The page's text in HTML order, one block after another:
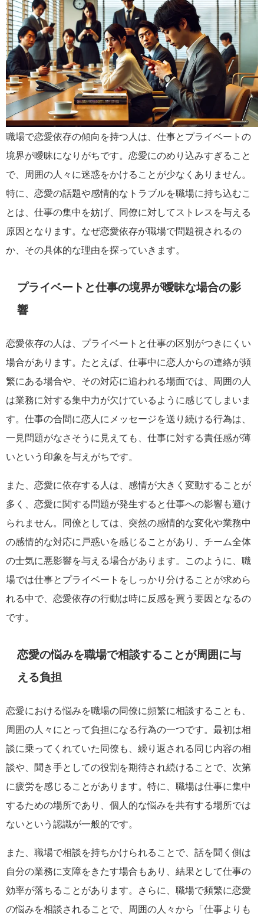
職場で恋愛依存の傾向を持つ人は、仕事とプライベートの
境界が曖昧になりがちです。恋愛にのめり込みすぎること
で、周囲の人々に迷惑をかけることが少なくありません。
特に、恋愛の話題や感情的なトラブルを職場に持ち込むこ
とは、仕事の集中を妨げ、同僚に対してストレスを与える
原因となります。なぜ恋愛依存が職場で問題視されるの
か、その具体的な理由を探っていきます。
プライベートと仕事の境界が曖昧な場合の影
響
恋愛依存の人は、プライベートと仕事の区別がつきにくい
場合があります。たとえば、仕事中に恋人からの連絡が頻
繁にある場合や、その対応に追われる場面では、周囲の人
は業務に対する集中力が欠けているように感じてしまいま
す。仕事の合間に恋人にメッセージを送り続ける行為は、
一見問題がなさそうに見えても、仕事に対する責任感が薄
いという印象を与えがちです。
また、恋愛に依存する人は、感情が大きく変動することが
多く、恋愛に関する問題が発生すると仕事への影響も避け
られません。同僚としては、突然の感情的な変化や業務中
の感情的な対応に戸惑いを感じることがあり、チーム全体
の士気に悪影響を与える場合があります。このように、職
場では仕事とプライベートをしっかり分けることが求めら
れる中で、恋愛依存の行動は時に反感を買う要因となるの
です。
恋愛の悩みを職場で相談することが周囲に与
える負担
恋愛における悩みを職場の同僚に頻繁に相談することも、
周囲の人々にとって負担になる行為の一つです。最初は相
談に乗ってくれていた同僚も、繰り返される同じ内容の相
談や、聞き手としての役割を期待され続けることで、次第
に疲労を感じることがあります。特に、職場は仕事に集中
するための場所であり、個人的な悩みを共有する場所では
ないという認識が一般的です。
また、職場で相談を持ちかけられることで、話を聞く側は
自分の業務に支障をきたす場合もあり、結果として仕事の
効率が落ちることがあります。さらに、職場で頻繁に恋愛
の悩みを相談されることで、周囲の人々から「仕事よりも